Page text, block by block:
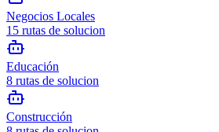
Negocios Locales
15 rutas de solucion
Educación
8 rutas de solucion
Construcción